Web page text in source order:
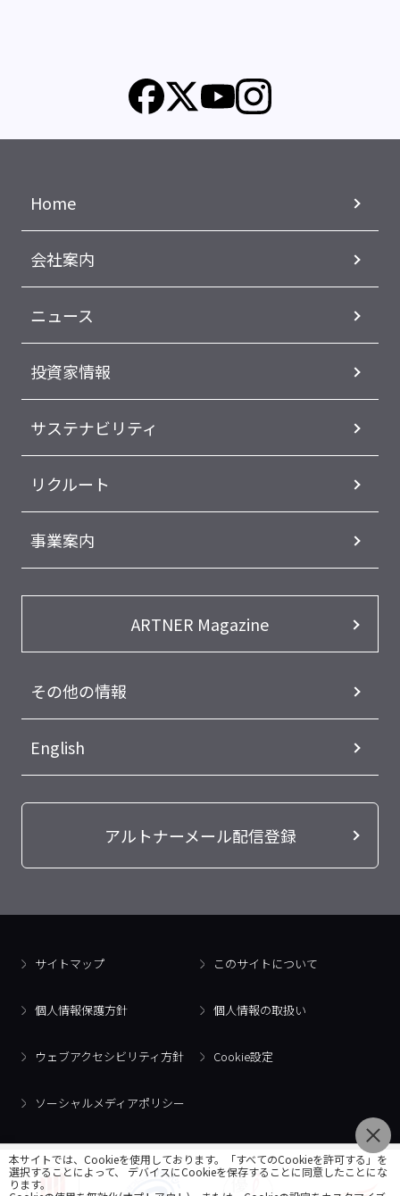
Home
会社案内
ニュース
投資家情報
サステナビリティ
リクルート
事業案内
ARTNER Magazine
その他の情報
English
アルトナーメール配信登録
サイトマップ このサイトについて
個人情報保護方針 個人情報の取扱い
ウェブアクセシビリティ方針 Cookie設定
ソーシャルメディアポリシー
本サイトでは、Cookieを使用しております。「すべてのCookieを許可する」を
選択することによって、 デバイスにCookieを保存することに同意したことにな
ります。